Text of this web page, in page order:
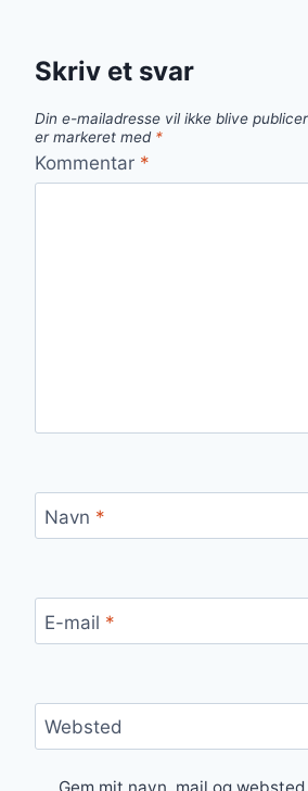
Skriv et svar
Din e-mailadresse vil ikke blive
er markeret med *
Kommentar *
Navn *
E-mail *
Websted